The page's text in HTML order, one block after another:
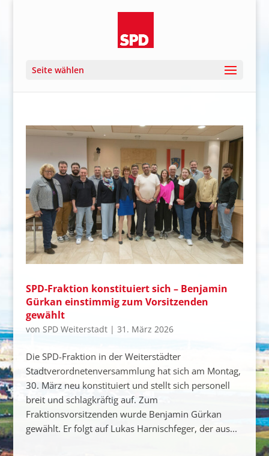
Seite wählen
SPD-Fraktion konstituiert sich – Benjamin
Gürkan einstimmig zum Vorsitzenden
gewählt
von SPD Weiterstadt| 31. März 2026
Die SPD-Fraktion in der Weiterstädter
Stadtverordnetenversammlung hat sich am Montag,
30. März neu konstituiert und stellt sich personell
breit und schlagkräftig auf. Zum
Fraktionsvorsitzenden wurde Benjamin Gürkan
gewählt. Er folgt auf Lukas Harnischfeger, der aus...